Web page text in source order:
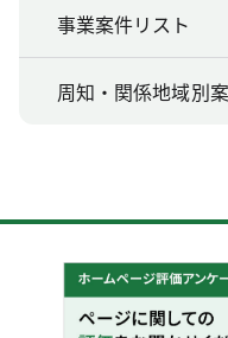
事業案件リスト
周知・関係地域別